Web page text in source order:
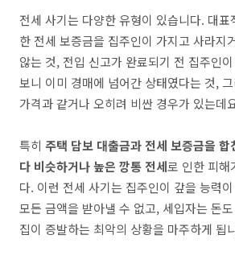
전세 사기는 다양한 유형이 있습니다. 대
한 전세 보증금을 집주인이 가지고 사라지
않는 것, 전입 신고가 완료되기 전 집주인
보니 이미 경매에 넘어간 상태였다는 것,
가격과 같거나 오히려 비싼 경우가 있는데
특히 주택 담보 대출금과 전세 보증금을
다 비슷하거나 높은 깡통 전세로 인한 피해
다. 이런 전세 사기는 집주인이 갚을 능력
모든 금액을 받아낼 수 없고, 세입자는 돈
집이 증발하는 최악의 상황을 마주하게 됩